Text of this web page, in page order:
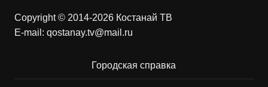
Copyright © 2014-2026 Костанай ТВ
E-mail: qostanay.tv@mail.ru
Городская справка